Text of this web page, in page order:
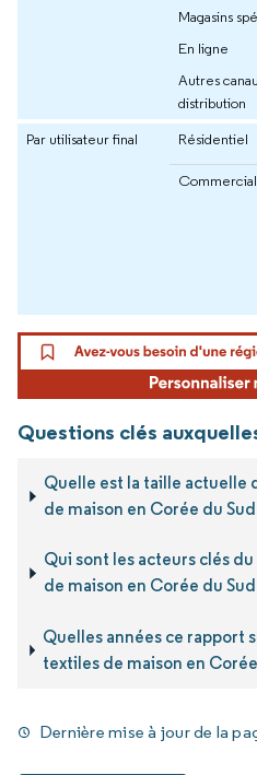
Magasins
En ligne
Autres
distribution
Par utilisateur final
Résidentiel
Commercial
Questions clés
Quelle est la taille actuelle
de maison en Corée du
Qui sont les acteurs clés
de maison en Corée du
Quelles années ce rapport
textiles de maison en
Dernière mise à jour de la